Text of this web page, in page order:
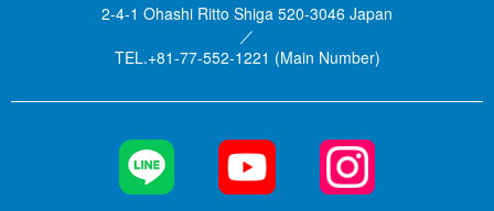
2-4-1 Ohashi Ritto Shiga 520-3046 Japan
／
TEL.+81-77-552-1221 (Main Number)